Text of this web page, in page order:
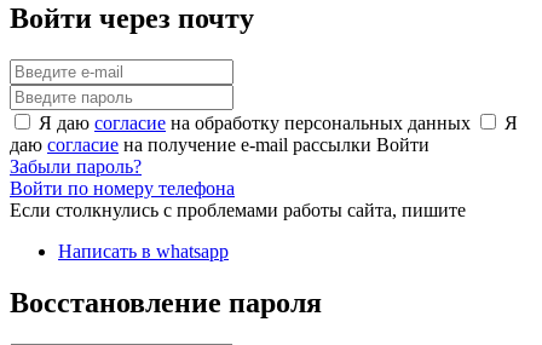
Войти через почту
Я даю согласие на обработку персональных данных
Я
даю согласие на получение e-mail рассылки Войти
Забыли пароль?
Войти по номеру телефона
Если столкнулись с проблемами работы сайта, пишите
Написать в whatsapp
Восстановление пароля